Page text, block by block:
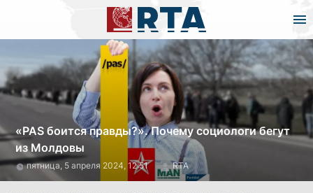
«PAS боится правды?». Почему социологи бегут
из Молдовы
пятница, 5 апреля 2024, 12:51 RTA